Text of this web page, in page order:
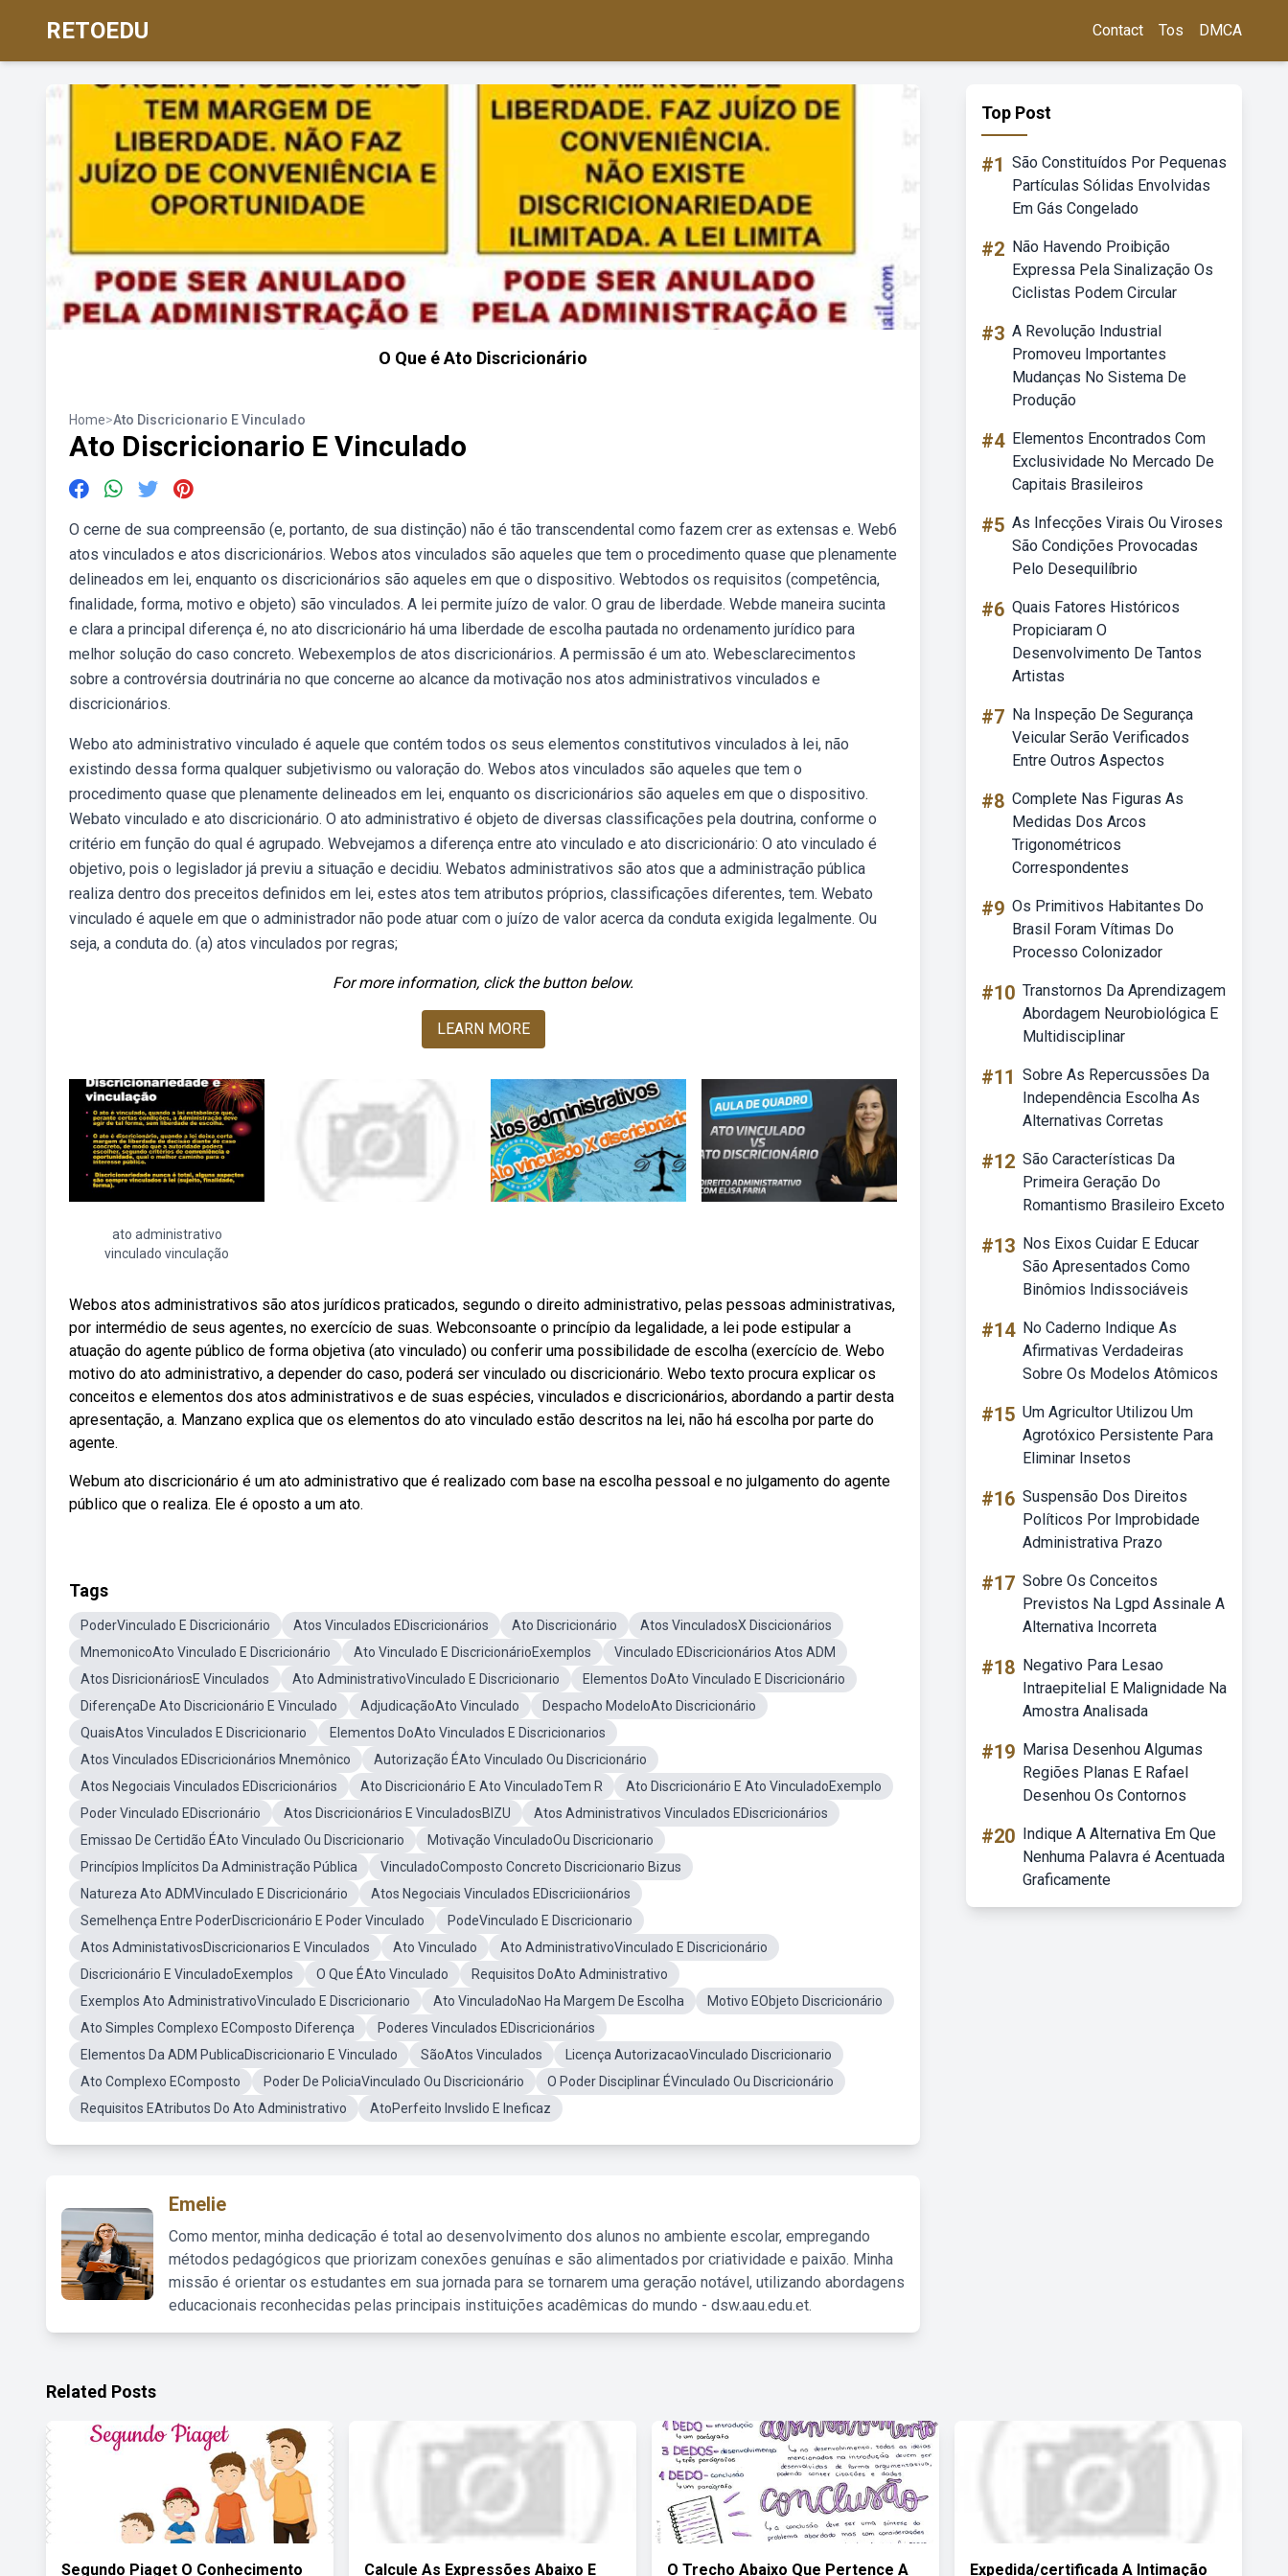
RETOEDU Contact Tos DMCA
O Que é Ato Discricionário
Home>Ato Discricionario E Vinculado
Ato Discricionario E Vinculado
O cerne de sua compreensão (e, portanto, de sua distinção) não é tão transcendental como fazem crer as extensas e. Web6
atos vinculados e atos discricionários. Webos atos vinculados são aqueles que tem o procedimento quase que plenamente
delineados em lei, enquanto os discricionários são aqueles em que o dispositivo. Webtodos os requisitos (competência,
finalidade, forma, motivo e objeto) são vinculados. A lei permite juízo de valor. O grau de liberdade. Webde maneira sucinta
e clara a principal diferença é, no ato discricionário há uma liberdade de escolha pautada no ordenamento jurídico para
melhor solução do caso concreto. Webexemplos de atos discricionários. A permissão é um ato. Webesclarecimentos
sobre a controvérsia doutrinária no que concerne ao alcance da motivação nos atos administrativos vinculados e
discricionários.
Webo ato administrativo vinculado é aquele que contém todos os seus elementos constitutivos vinculados à lei, não
existindo dessa forma qualquer subjetivismo ou valoração do. Webos atos vinculados são aqueles que tem o
procedimento quase que plenamente delineados em lei, enquanto os discricionários são aqueles em que o dispositivo.
Webato vinculado e ato discricionário. O ato administrativo é objeto de diversas classificações pela doutrina, conforme o
critério em função do qual é agrupado. Webvejamos a diferença entre ato vinculado e ato discricionário: O ato vinculado é
objetivo, pois o legislador já previu a situação e decidiu. Webatos administrativos são atos que a administração pública
realiza dentro dos preceitos definidos em lei, estes atos tem atributos próprios, classificações diferentes, tem. Webato
vinculado é aquele em que o administrador não pode atuar com o juízo de valor acerca da conduta exigida legalmente. Ou
seja, a conduta do. (a) atos vinculados por regras;
For more information, click the button below.
LEARN MORE
ato administrativo
vinculado vinculação
Webos atos administrativos são atos jurídicos praticados, segundo o direito administrativo, pelas pessoas administrativas,
por intermédio de seus agentes, no exercício de suas. Webconsoante o princípio da legalidade, a lei pode estipular a
atuação do agente público de forma objetiva (ato vinculado) ou conferir uma possibilidade de escolha (exercício de. Webo
motivo do ato administrativo, a depender do caso, poderá ser vinculado ou discricionário. Webo texto procura explicar os
conceitos e elementos dos atos administrativos e de suas espécies, vinculados e discricionários, abordando a partir desta
apresentação, a. Manzano explica que os elementos do ato vinculado estão descritos na lei, não há escolha por parte do
agente.
Webum ato discricionário é um ato administrativo que é realizado com base na escolha pessoal e no julgamento do agente
público que o realiza. Ele é oposto a um ato.
Tags
PoderVinculado E Discricionário Atos Vinculados EDiscricionários Ato Discricionário
Atos VinculadosX Discicionários
MnemonicoAto Vinculado E Discricionário
Ato Vinculado E DiscricionárioExemplos
Vinculado EDiscricionários Atos ADM
Atos DisricionáriosE Vinculados
Ato AdministrativoVinculado E Discricionario
Elementos DoAto Vinculado E Discricionário
DiferençaDe Ato Discricionário E Vinculado
AdjudicaçãoAto Vinculado
Despacho ModeloAto Discricionário
QuaisAtos Vinculados E Discricionario
Elementos DoAto Vinculados E Discricionarios
Atos Vinculados EDiscricionários Mnemônico
Autorização ÉAto Vinculado Ou Discricionário
Atos Negociais Vinculados EDiscricionários
Ato Discricionário E Ato VinculadoTem R
Ato Discricionário E Ato VinculadoExemplo
Poder Vinculado EDiscrionário
Atos Discricionários E VinculadosBIZU
Atos Administrativos Vinculados EDiscricionários
Emissao De Certidão ÉAto Vinculado Ou Discricionario
Motivação VinculadoOu Discricionario
Princípios Implícitos Da Administração Pública
VinculadoComposto Concreto Discricionario Bizus
Natureza Ato ADMVinculado E Discricionário
Atos Negociais Vinculados EDiscriciionários
Semelhença Entre PoderDiscricionário E Poder Vinculado
PodeVinculado E Discricionario
Atos AdministativosDiscricionarios E Vinculados
Ato Vinculado
Ato AdministrativoVinculado E Discricionário
Discricionário E VinculadoExemplos
O Que ÉAto Vinculado
Requisitos DoAto Administrativo
Exemplos Ato AdministrativoVinculado E Discricionario
Ato VinculadoNao Ha Margem De Escolha
Motivo EObjeto Discricionário
Ato Simples Complexo EComposto Diferença
Poderes Vinculados EDiscricionários
Elementos Da ADM PublicaDiscricionario E Vinculado
SãoAtos Vinculados
Licença AutorizacaoVinculado Discricionario
Ato Complexo EComposto
Poder De PoliciaVinculado Ou Discricionário
O Poder Disciplinar ÉVinculado Ou Discricionário
Requisitos EAtributos Do Ato Administrativo
AtoPerfeito Invslido E Ineficaz
Emelie
Como mentor, minha dedicação é total ao desenvolvimento dos alunos no ambiente escolar, empregando
métodos pedagógicos que priorizam conexões genuínas e são alimentados por criatividade e paixão. Minha
missão é orientar os estudantes em sua jornada para se tornarem uma geração notável, utilizando abordagens
educacionais reconhecidas pelas principais instituições acadêmicas do mundo - dsw.aau.edu.et.
Top Post
#1 São Constituídos Por Pequenas
Partículas Sólidas Envolvidas
Em Gás Congelado
#2 Não Havendo Proibição
Expressa Pela Sinalização Os
Ciclistas Podem Circular
#3 A Revolução Industrial
Promoveu Importantes
Mudanças No Sistema De
Produção
#4 Elementos Encontrados Com
Exclusividade No Mercado De
Capitais Brasileiros
#5 As Infecções Virais Ou Viroses
São Condições Provocadas
Pelo Desequilíbrio
#6 Quais Fatores Históricos
Propiciaram O
Desenvolvimento De Tantos
Artistas
#7 Na Inspeção De Segurança
Veicular Serão Verificados
Entre Outros Aspectos
#8 Complete Nas Figuras As
Medidas Dos Arcos
Trigonométricos
Correspondentes
#9 Os Primitivos Habitantes Do
Brasil Foram Vítimas Do
Processo Colonizador
#10 Transtornos Da Aprendizagem
Abordagem Neurobiológica E
Multidisciplinar
#11 Sobre As Repercussões Da
Independência Escolha As
Alternativas Corretas
#12 São Características Da
Primeira Geração Do
Romantismo Brasileiro Exceto
#13 Nos Eixos Cuidar E Educar
São Apresentados Como
Binômios Indissociáveis
#14 No Caderno Indique As
Afirmativas Verdadeiras
Sobre Os Modelos Atômicos
#15 Um Agricultor Utilizou Um
Agrotóxico Persistente Para
Eliminar Insetos
#16 Suspensão Dos Direitos
Políticos Por Improbidade
Administrativa Prazo
#17 Sobre Os Conceitos
Previstos Na Lgpd Assinale A
Alternativa Incorreta
#18 Negativo Para Lesao
Intraepitelial E Malignidade Na
Amostra Analisada
#19 Marisa Desenhou Algumas
Regiões Planas E Rafael
Desenhou Os Contornos
#20 Indique A Alternativa Em Que
Nenhuma Palavra é Acentuada
Graficamente
Related Posts
Segundo Piaget O Conhecimento Calcule As Expressões Abaixo E O Trecho Abaixo Que Pertence A Expedida/certificada A Intimação